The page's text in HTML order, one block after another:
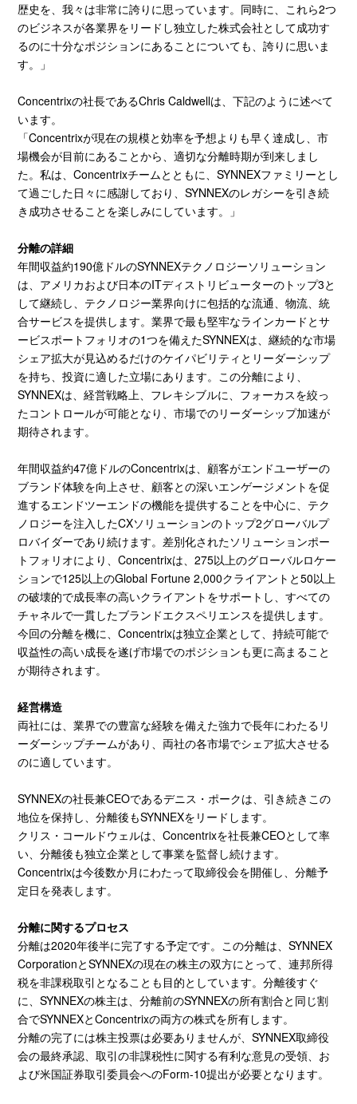
歴史を、我々は非常に誇りに思っています。同時に、これら2つ
のビジネスが各業界をリードし独立した株式会社として成功す
るのに十分なポジションにあることについても、誇りに思いま
す。」
Concentrixの社長であるChris Caldwellは、下記のように述べて
います。
「Concentrixが現在の規模と効率を予想よりも早く達成し、市
場機会が目前にあることから、適切な分離時期が到来しまし
た。私は、Concentrixチームとともに、SYNNEXファミリーとし
て過ごした日々に感謝しており、SYNNEXのレガシーを引き続
き成功させることを楽しみにしています。」
分離の詳細
年間収益約190億ドルのSYNNEXテクノロジーソリューション
は、アメリカおよび日本のITディストリビューターのトップ3と
して継続し、テクノロジー業界向けに包括的な流通、物流、統
合サービスを提供します。業界で最も堅牢なラインカードとサ
ービスポートフォリオの1つを備えたSYNNEXは、継続的な市場
シェア拡大が見込めるだけのケイパビリティとリーダーシップ
を持ち、投資に適した立場にあります。この分離により、
SYNNEXは、経営戦略上、フレキシブルに、フォーカスを絞っ
たコントロールが可能となり、市場でのリーダーシップ加速が
期待されます。
年間収益約47億ドルのConcentrixは、顧客がエンドユーザーの
ブランド体験を向上させ、顧客との深いエンゲージメントを促
進するエンドツーエンドの機能を提供することを中心に、テク
ノロジーを注入したCXソリューションのトップ2グローバルプ
ロバイダーであり続けます。差別化されたソリューションポー
トフォリオにより、Concentrixは、275以上のグローバルロケー
ションで125以上のGlobal Fortune 2,000クライアントと50以上
の破壊的で成長率の高いクライアントをサポートし、すべての
チャネルで一貫したブランドエクスペリエンスを提供します。
今回の分離を機に、Concentrixは独立企業として、持続可能で
収益性の高い成長を遂げ市場でのポジションも更に高まること
が期待されます。
経営構造
両社には、業界での豊富な経験を備えた強力で長年にわたるリ
ーダーシップチームがあり、両社の各市場でシェア拡大させる
のに適しています。
SYNNEXの社長兼CEOであるデニス・ポークは、引き続きこの
地位を保持し、分離後もSYNNEXをリードします。
クリス・コールドウェルは、Concentrixを社長兼CEOとして率
い、分離後も独立企業として事業を監督し続けます。
Concentrixは今後数か月にわたって取締役会を開催し、分離予
定日を発表します。
分離に関するプロセス
分離は2020年後半に完了する予定です。この分離は、SYNNEX
CorporationとSYNNEXの現在の株主の双方にとって、連邦所得
税を非課税取引となることも目的としています。分離後すぐ
に、SYNNEXの株主は、分離前のSYNNEXの所有割合と同じ割
合でSYNNEXとConcentrixの両方の株式を所有します。
分離の完了には株主投票は必要ありませんが、SYNNEX取締役
会の最終承認、取引の非課税性に関する有利な意見の受領、お
よび米国証券取引委員会へのForm-10提出が必要となります。